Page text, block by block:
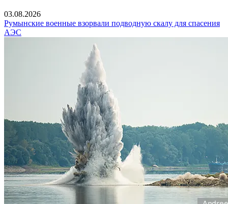
03.08.2026
Румынские военные взорвали подводную скалу для спасения
АЭС